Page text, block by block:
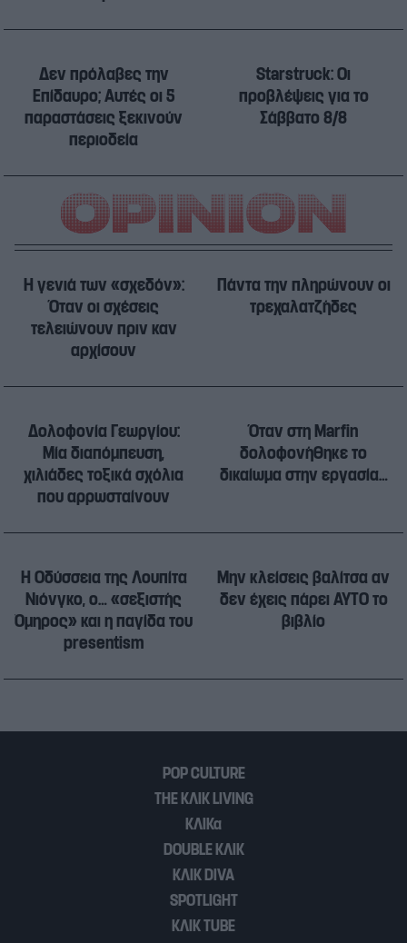
Δεν πρόλαβες την
Επίδαυρο; Αυτές οι 5
παραστάσεις ξεκινούν
περιοδεία
Starstruck: Οι
προβλέψεις για το
Σάββατο 8/8
Η γενιά των «σχεδόν»:
Όταν οι σχέσεις
τελειώνουν πριν καν
αρχίσουν
Πάντα την πληρώνουν οι
τρεχαλατζήδες
Δολοφονία Γεωργίου:
Μία διαπόμπευση,
χιλιάδες τοξικά σχόλια
που αρρωσταίνουν
Όταν στη Marfin
δολοφονήθηκε το
δικαίωμα στην εργασία…
Η Οδύσσεια της Λουπίτα
Νιόνγκο, ο… «σεξιστής
Όμηρος» και η παγίδα του
presentism
Μην κλείσεις βαλίτσα αν
δεν έχεις πάρει ΑΥΤΟ το
βιβλίο
POP CULTURE
THE ΚΛΙΚ LIVING
ΚΛΙΚα
DOUBLE ΚΛΙΚ
ΚΛΙΚ DIVA
SPOTLIGHT
ΚΛΙΚ TUBE